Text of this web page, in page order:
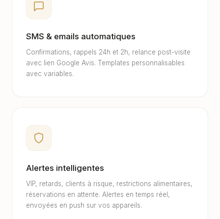
SMS & emails automatiques
Confirmations, rappels 24h et 2h, relance post-visite
avec lien Google Avis. Templates personnalisables
avec variables.
Alertes intelligentes
VIP, retards, clients à risque, restrictions alimentaires,
réservations en attente. Alertes en temps réel,
envoyées en push sur vos appareils.